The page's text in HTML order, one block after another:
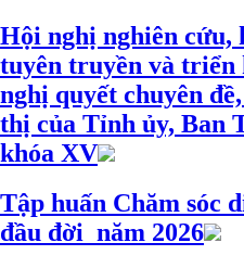
Hội nghị nghiên cứu,
tuyên truyền và triển
nghị quyết chuyên
thị của Tỉnh ủy, Ban
khóa XV
Tập huấn Chăm sóc
đầu đời năm 2026